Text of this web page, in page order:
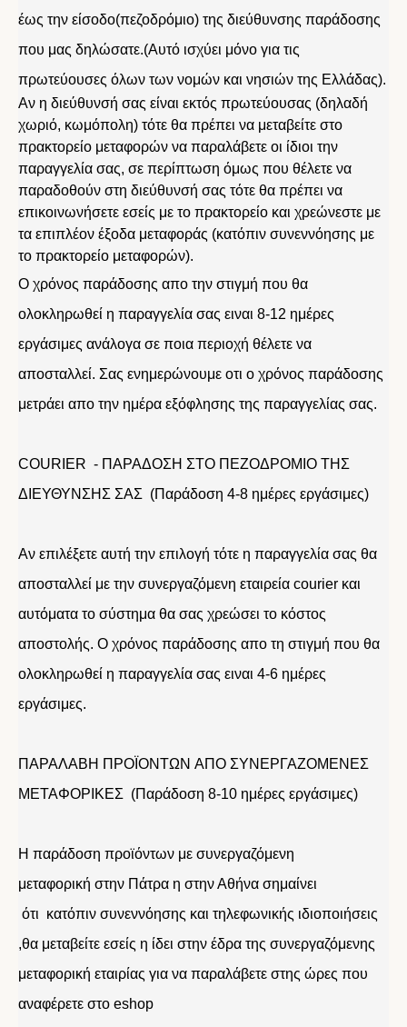
έως την είσοδο(πεζοδρόμιο) της διεύθυνσης παράδοσης
που μας δηλώσατε.(Αυτό ισχύει μόνο για τις
πρωτεύουσες όλων των νομών και νησιών της Ελλάδας).
Αν η διεύθυνσή σας είναι εκτός πρωτεύουσας (δηλαδή
χωριό, κωμόπολη) τότε θα πρέπει να μεταβείτε στο
πρακτορείο μεταφορών να παραλάβετε οι ίδιοι την
παραγγελία σας, σε περίπτωση όμως που θέλετε να
παραδοθούν στη διεύθυνσή σας τότε θα πρέπει να
επικοινωνήσετε εσείς με το πρακτορείο και χρεώνεστε με
τα επιπλέον έξοδα μεταφοράς (κατόπιν συνεννόησης με
το πρακτορείο μεταφορών).
Ο χρόνος παράδοσης απο την στιγμή που θα
ολοκληρωθεί η παραγγελία σας ειναι 8-12 ημέρες
εργάσιμες ανάλογα σε ποια περιοχή θέλετε να
αποσταλλεί. Σας ενημερώνουμε οτι ο χρόνος παράδοσης
μετράει απο την ημέρα εξόφλησης της παραγγελίας σας.
COURIER - ΠΑΡΑΔΟΣΗ ΣΤΟ ΠΕΖΟΔΡΟΜΙΟ ΤΗΣ
ΔΙΕΥΘΥΝΣΗΣ ΣΑΣ (Παράδοση 4-8 ημέρες εργάσιμες)
Αν επιλέξετε αυτή την επιλογή τότε η παραγγελία σας θα
αποσταλλεί με την συνεργαζόμενη εταιρεία courier και
αυτόματα το σύστημα θα σας χρεώσει το κόστος
αποστολής. Ο χρόνος παράδοσης απο τη στιγμή που θα
ολοκληρωθεί η παραγγελία σας ειναι 4-6 ημέρες
εργάσιμες.
ΠΑΡΑΛΑΒΗ ΠΡΟΪΟΝΤΩΝ ΑΠΟ ΣΥΝΕΡΓΑΖΟΜΕΝΕΣ
ΜΕΤΑΦΟΡΙΚΕΣ (Παράδοση 8-10 ημέρες εργάσιμες)
Η παράδοση προϊόντων με συνεργαζόμενη
μεταφορική στην Πάτρα η στην Αθήνα σημαίνει
ότι κατόπιν συνεννόησης και τηλεφωνικής ιδιοποιήσεις
,θα μεταβείτε εσείς η ίδει στην έδρα της συνεργαζόμενης
μεταφορική εταιρίας για να παραλάβετε στης ώρες που
αναφέρετε στο eshop